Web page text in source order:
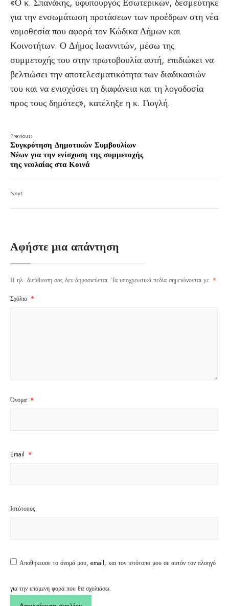
για την ενσωμάτωση προτάσεων των προέδρων στη νέα
νομοθεσία που αφορά τον Κώδικα Δήμων και
Κοινοτήτων. Ο Δήμος Ιωαννιτών, μέσω της
συμμετοχής του στην πρωτοβουλία αυτή, επιδιώκει να
βελτιώσει την αποτελεσματικότητα των διαδικασιών
του και να ενισχύσει τη διαφάνεια και τη λογοδοσία
προς τους δημότες», κατέληξε η κ. Γιογλή.
Previous:
Συγκρότηση Δημοτικών Συμβουλίων
Νέων για την ενίσχυση της συμμετοχής
της νεολαίας στα Κοινά
Next:
Αφήστε μια απάντηση
Η ηλ. διεύθυνση σας δεν δημοσιεύεται. Τα υποχρεωτικά πεδία σημειώνονται με *
Σχόλιο *
Όνομα *
Email *
Ιστότοπος
Αποθήκευσε το όνομά μου, email, και τον ιστότοπο μου σε αυτόν τον πλοηγό
για την επόμενη φορά που θα σχολιάσω.